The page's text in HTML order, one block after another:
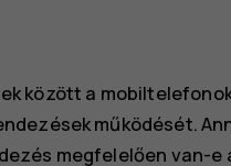
között a
működését.
megfelelően van-e